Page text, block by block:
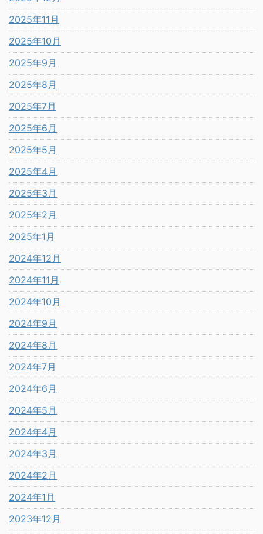
2025年11月
2025年10月
2025年9月
2025年8月
2025年7月
2025年6月
2025年5月
2025年4月
2025年3月
2025年2月
2025年1月
2024年12月
2024年11月
2024年10月
2024年9月
2024年8月
2024年7月
2024年6月
2024年5月
2024年4月
2024年3月
2024年2月
2024年1月
2023年12月